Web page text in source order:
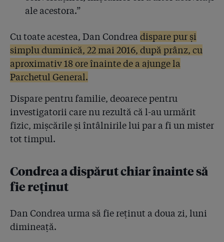
ale acestora.”
Cu toate acestea, Dan Condrea dispare pur și
simplu duminică, 22 mai 2016, după prânz, cu
aproximativ 18 ore înainte de a ajunge la
Parchetul General.
Dispare pentru familie, deoarece pentru
investigatorii care nu rezultă că l-au urmărit
fizic, mișcările și întâlnirile lui par a fi un mister
tot timpul.
Condrea a dispărut chiar înainte să
fie reținut
Dan Condrea urma să fie reținut a doua zi, luni
dimineață.